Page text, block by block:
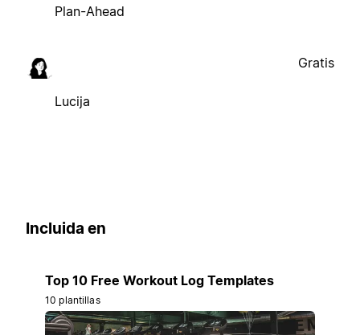
Plan-Ahead
Lucija
Gratis
Incluida en
Top 10 Free Workout Log Templates
10 plantillas